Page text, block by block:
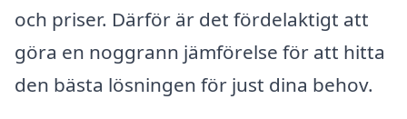
och priser. Därför är det fördelaktigt att
göra en noggrann jämförelse för att hitta
den bästa lösningen för just dina behov.